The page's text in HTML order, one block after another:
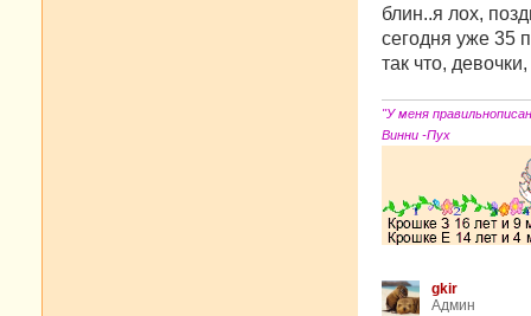
щ
е
и
блин..я лох,
сегодня уже 35
так что,
"У меня
Винни -Пух
gkir
Админ